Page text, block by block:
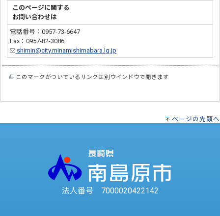
このページに関する
お問い合わせは
電話番号：0957-73-6647
Fax：0957-82-3086
shimin@city.minamishimabara.lg.jp
このマークがついているリンクは別ウインドウで開きます
ページの先頭へ
法人番号 7000020422142